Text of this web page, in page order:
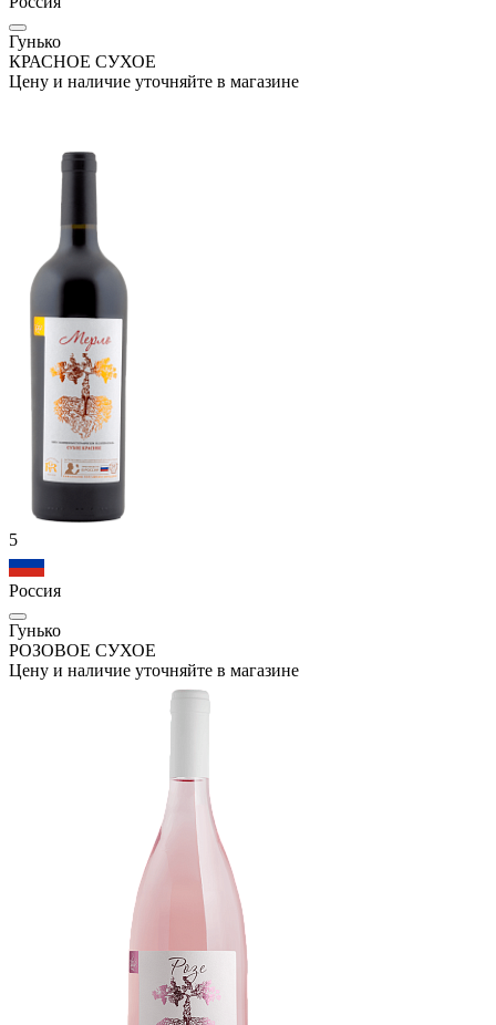
Гунько
КРАСНОЕ СУХОЕ
Цену и наличие уточняйте в магазине
5
Россия
Гунько
РОЗОВОЕ СУХОЕ
Цену и наличие уточняйте в магазине